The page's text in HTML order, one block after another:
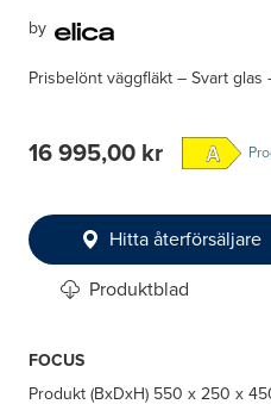
by
Prisbelönt väggfläkt – Svart
16 995,00 kr
Hitta återförsäljare
Produktblad
FOCUS
Produkt (BxDxH) 550 x 250 x